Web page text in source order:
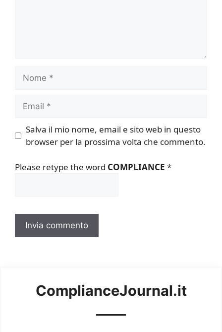
Nome
Email
Salva il mio nome, email e sito web in questo
browser per la prossima volta che commento.
Please retype the word COMPLIANCE *
ComplianceJournal.it